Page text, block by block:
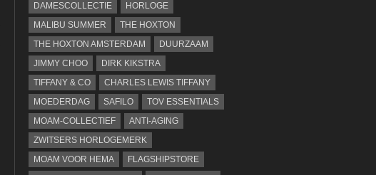
DAMESCOLLECTIE
HORLOGE
MALIBU SUMMER
THE HOXTON
THE HOXTON AMSTERDAM
DUURZAAM
JIMMY CHOO
DIRK KIKSTRA
TIFFANY & CO
CHARLES LEWIS TIFFANY
MOEDERDAG
SAFILO
TOV ESSENTIALS
MOAM-COLLECTIEF
ANTI-AGING
ZWITSERS HORLOGEMERK
MOAM VOOR HEMA
FLAGSHIPSTORE